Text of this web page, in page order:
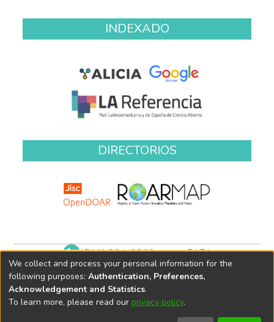
INDEXADO
DIRECTORIOS
(511) 204-9900 anexo 7171
biblioteca@oefa.gob.pe
We collect and process your personal information for the
following purposes: Authentication, Preferences,
Acknowledgement and Statistics.
To learn more, please read our privacy policy.